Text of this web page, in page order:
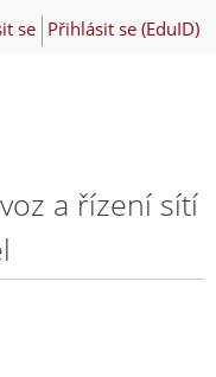
se Přihlásit se (EduID)
a řízení sítí